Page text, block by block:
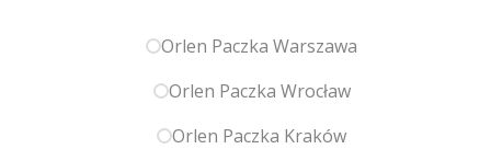
Orlen Paczka Warszawa
Orlen Paczka Wrocław
Orlen Paczka Kraków